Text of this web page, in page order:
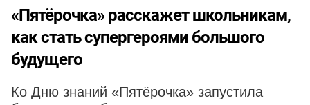
«Пятёрочка» расскажет школьникам,
как стать супергероями большого
будущего
Ко Дню знаний «Пятёрочка» запустила